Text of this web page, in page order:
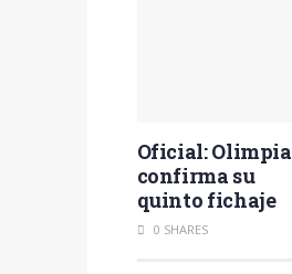
Oficial: Olimpia
confirma su
quinto fichaje
0 SHARES